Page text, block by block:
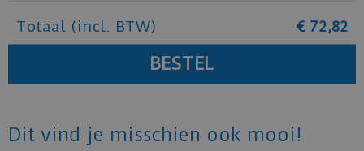
Totaal (incl. BTW) € 72,82
Dit vind je misschien ook mooi!